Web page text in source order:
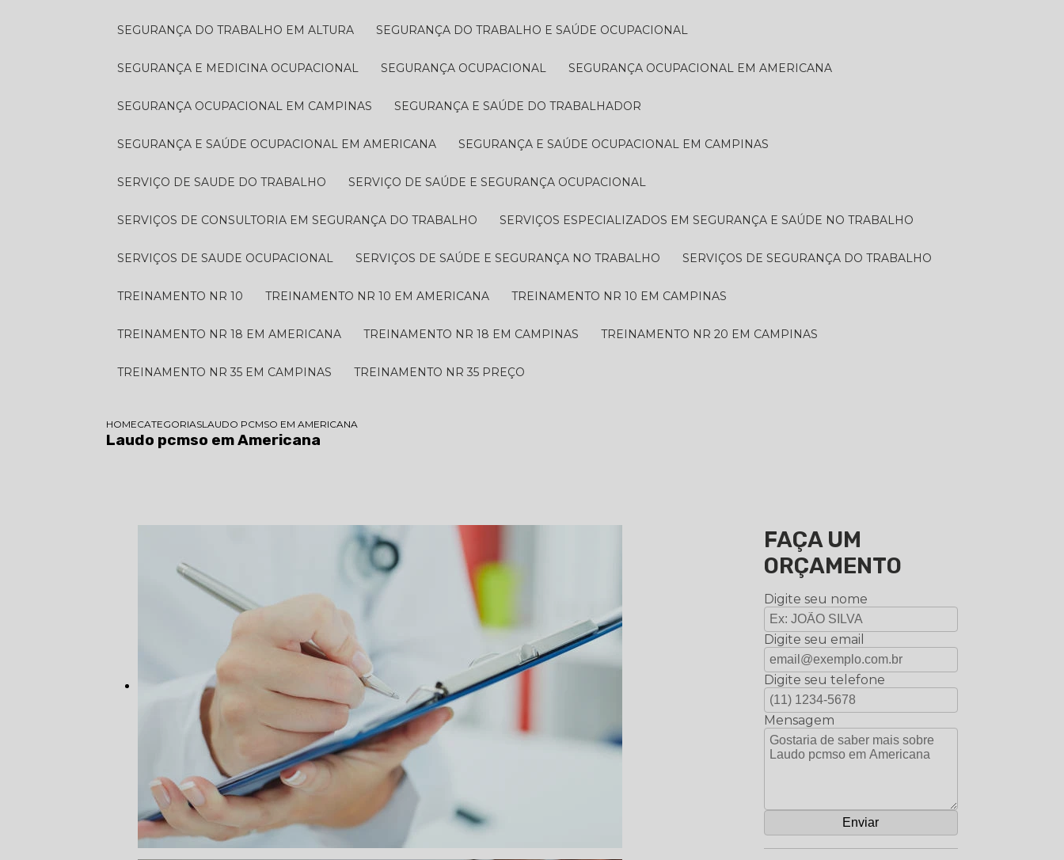
SEGURANÇA DO TRABALHO EM ALTURA SEGURANÇA DO TRABALHO E SAÚDE OCUPACIONAL
SEGURANÇA E MEDICINA OCUPACIONAL SEGURANÇA OCUPACIONAL SEGURANÇA OCUPACIONAL EM AMERICANA
SEGURANÇA OCUPACIONAL EM CAMPINAS SEGURANÇA E SAÚDE DO TRABALHADOR
SEGURANÇA E SAÚDE OCUPACIONAL EM AMERICANA SEGURANÇA E SAÚDE OCUPACIONAL EM CAMPINAS
SERVIÇO DE SAUDE DO TRABALHO SERVIÇO DE SAÚDE E SEGURANÇA OCUPACIONAL
SERVIÇOS DE CONSULTORIA EM SEGURANÇA DO TRABALHO SERVIÇOS ESPECIALIZADOS EM SEGURANÇA E SAÚDE NO TRABALHO
SERVIÇOS DE SAUDE OCUPACIONAL SERVIÇOS DE SAÚDE E SEGURANÇA NO TRABALHO SERVIÇOS DE SEGURANÇA DO TRABALHO
TREINAMENTO NR 10 TREINAMENTO NR 10 EM AMERICANA TREINAMENTO NR 10 EM CAMPINAS
TREINAMENTO NR 18 EM AMERICANA TREINAMENTO NR 18 EM CAMPINAS TREINAMENTO NR 20 EM CAMPINAS
TREINAMENTO NR 35 EM CAMPINAS TREINAMENTO NR 35 PREÇO
HOMECATEGORIASLAUDO PCMSO EM AMERICANA
Laudo pcmso em Americana
FAÇA UM
ORÇAMENTO
Digite seu nome
Digite seu email
Digite seu telefone
Mensagem